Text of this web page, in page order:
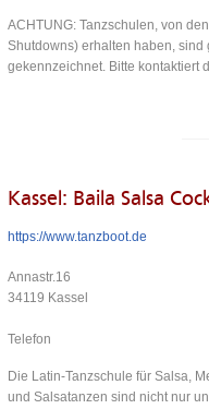
ACHTUNG: Tanzschulen, von
Shutdowns) erhalten haben,
gekennzeichnet. Bitte kontaktiert
Kassel: Baila Salsa
https://www.tanzboot.de
Annastr.16
34119 Kassel
Telefon
Die Latin-Tanzschule für Salsa,
und Salsatanzen sind nicht nur